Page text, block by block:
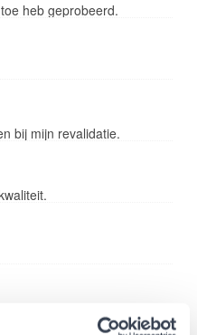
heb geprobeerd.
bij mijn revalidatie.